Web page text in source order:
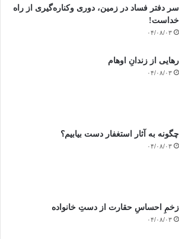
سر دفتر فساد در زمین‌، دوری وکناره‌گیری از راه
خداست‌!
۰۴/۰۸/۰۳
رهایی از زندانِ اوهام
۰۴/۰۸/۰۳
چگونه به آثار استغفار دست بیابیم؟
۰۴/۰۸/۰۳
زخمِ احساسِ حقارت از دستِ خانواده
۰۴/۰۸/۰۳